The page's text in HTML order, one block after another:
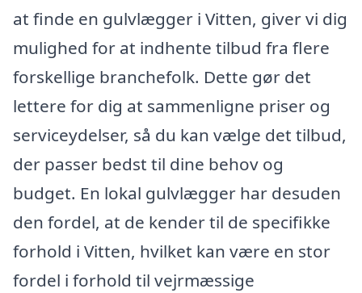
at finde en gulvlægger i Vitten, giver vi dig
mulighed for at indhente tilbud fra flere
forskellige branchefolk. Dette gør det
lettere for dig at sammenligne priser og
serviceydelser, så du kan vælge det tilbud,
der passer bedst til dine behov og
budget. En lokal gulvlægger har desuden
den fordel, at de kender til de specifikke
forhold i Vitten, hvilket kan være en stor
fordel i forhold til vejrmæssige